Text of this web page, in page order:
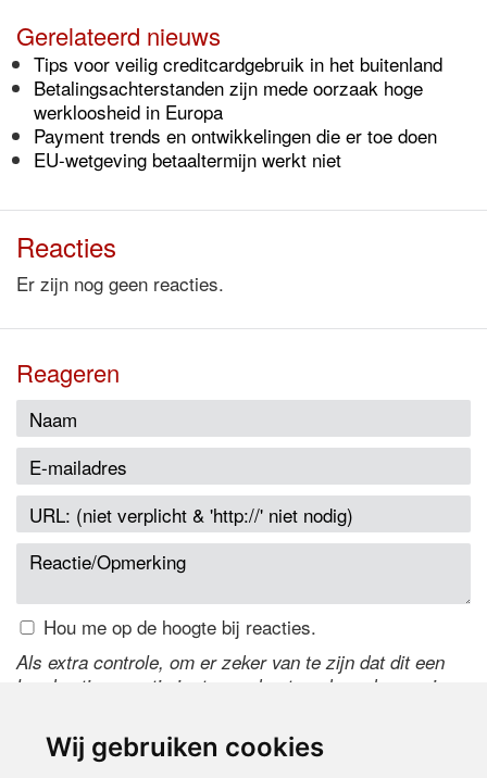
Wij gebruiken cookies
Gerelateerd nieuws
Tips voor veilig creditcardgebruik in het buitenland
Betalingsachterstanden zijn mede oorzaak hoge
werkloosheid in Europa
Payment trends en ontwikkelingen die er toe doen
EU-wetgeving betaaltermijn werkt niet
Reacties
Er zijn nog geen reacties.
Reageren
Hou me op de hoogte bij reacties.
Als extra controle, om er zeker van te zijn dat dit een
handmatige reactie is, typ onderstaande code over in
de code te wijzigen.